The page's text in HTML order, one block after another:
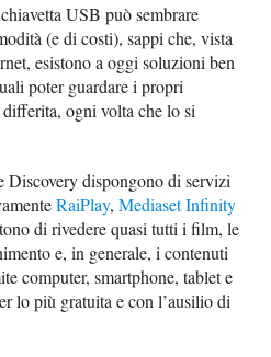
USB può sembrare
(e di costi), sappi che, vista
esistono a oggi soluzioni ben
poter guardare i propri
ogni volta che lo si
Discovery dispongono di servizi
RaiPlay,Mediaset Infinity
di rivedere quasi tutti i film, le
e, in generale, i contenuti
computer, smartphone, tablet e
lo più gratuita e con l’ausilio di